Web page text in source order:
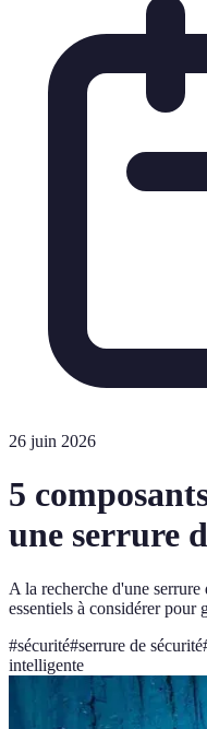
26 juin 2026
5
une serrure
A la recherche d'une
essentiels à considérer pour
#sécurité#serrure de sécurité
intelligente